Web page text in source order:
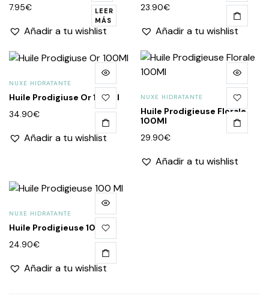
LEER
MÁS
7.95€
Añadir a tu wishlist
23.90€
Añadir a tu wishlist
NUXE HIDRATANTE
Huile Prodigiuse Or 100Ml
34.90€
Añadir a tu wishlist
NUXE HIDRATANTE
Huile Prodigieuse Florale
100Ml
29.90€
Añadir a tu wishlist
NUXE HIDRATANTE
Huile Prodigieuse 100 Ml
24.90€
Añadir a tu wishlist